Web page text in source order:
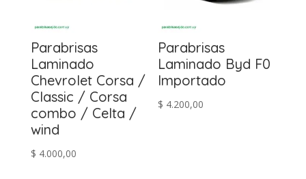
Parabrisas
Laminado
Chevrolet Corsa /
Classic / Corsa
combo / Celta /
wind
$ 4.000,00
Parabrisas
Laminado Byd F0
Importado
$ 4.200,00